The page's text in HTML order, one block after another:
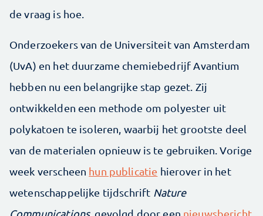
de vraag is hoe.
Onderzoekers van de Universiteit van Amsterdam
(UvA) en het duurzame chemiebedrijf Avantium
hebben nu een belangrijke stap gezet. Zij
ontwikkelden een methode om polyester uit
polykatoen te isoleren, waarbij het grootste deel
van de materialen opnieuw is te gebruiken. Vorige
week verscheen hun publicatie hierover in het
wetenschappelijke tijdschrift Nature
Communications, gevolgd door een nieuwsbericht